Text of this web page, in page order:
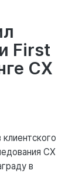
First
CX
CX
в